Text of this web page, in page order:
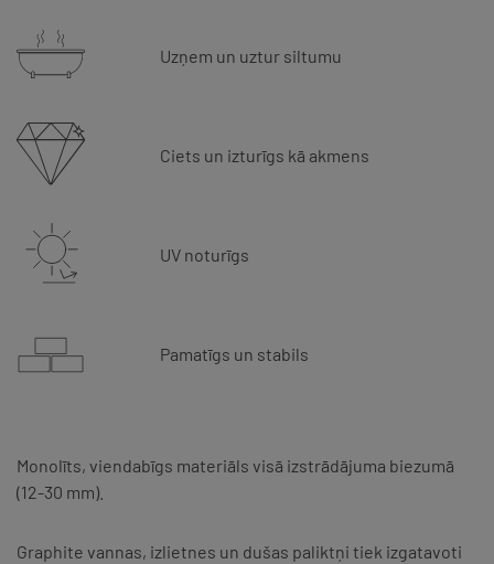
Uzņem un uztur siltumu
Ciets un izturīgs kā akmens
UV noturīgs
Pamatīgs un stabils
Monolīts, viendabīgs materiāls visā izstrādājuma biezumā
(12-30 mm).
Graphite vannas, izlietnes un dušas paliktņi tiek izgatavoti